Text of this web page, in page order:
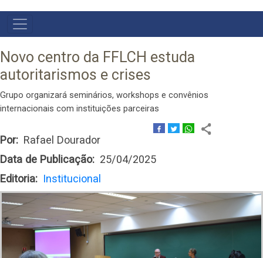
NAVEGADOR
PRINCIPAL
Novo centro da FFLCH estuda
autoritarismos e crises
Grupo organizará seminários, workshops e convênios
internacionais com instituições parceiras
Por
Rafael Dourador
Data de Publicação
25/04/2025
Editoria
Institucional